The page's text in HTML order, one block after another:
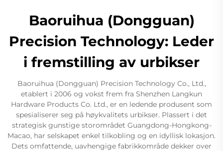
Baoruihua (Dongguan)
Precision Technology: Leder
i fremstilling av urbikser
Baoruihua (Dongguan) Precision Technology Co., Ltd.,
etablert i 2006 og vokst frem fra Shenzhen Langkun
Hardware Products Co. Ltd., er en ledende produsent som
spesialiserer seg på høykvalitets urbikser. Plassert i det
strategisk gunstige storområdet Guangdong-Hongkong-
Macao, har selskapet enkel tilkobling og en idyllisk lokasjon.
Dets omfattende, uavhengige fabrikkområde dekker over